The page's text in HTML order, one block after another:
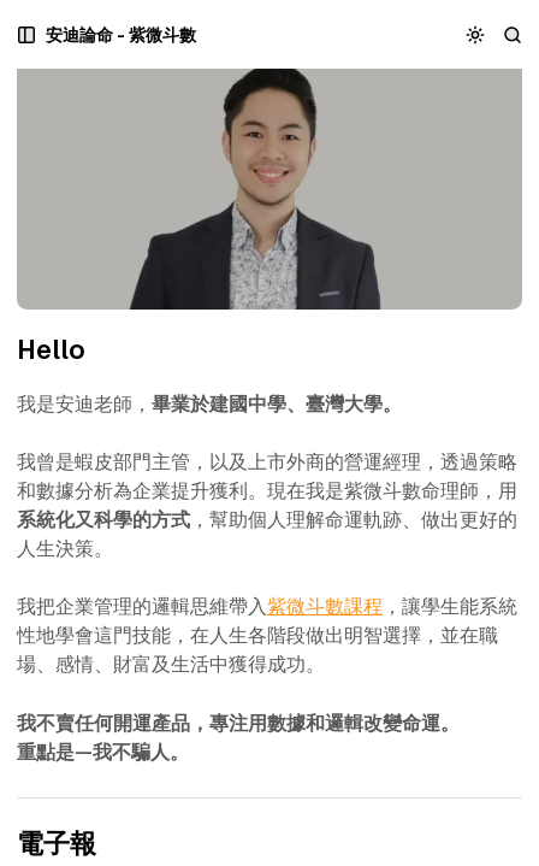
安迪論命｜紫微斗數
至
主
至
文
至
內
安迪論命 - 紫微斗數
Hello
我是安迪老師， 畢業於建國中學、臺灣大學。
我曾是蝦皮部門主管，以及上市外商的營運經理，透過策略
和數據分析為企業提升獲利。現在我是紫微斗數命理師，用
系統化又科學的方式 ，幫助個人理解命運軌跡、做出更好的
人生決策。
我把企業管理的邏輯思維帶入紫微斗數課程 ，讓學生能系統
性地學會這門技能，在人生各階段做出明智選擇，並在職
場、感情、財富及生活中獲得成功。
我不賣任何開運產品，專注用數據和邏輯改變命運。
重點是—我不騙人。
電子報